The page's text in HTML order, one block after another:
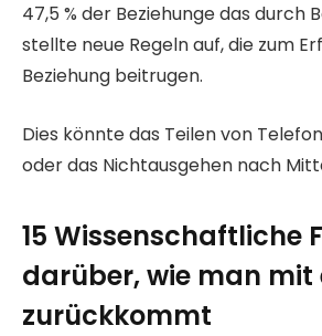
47,5 % der Beziehunge das durch
stellte neue Regeln auf, die zum
Beziehung beitrugen.
Dies könnte das Teilen von
oder das Nichtausgehen nach
15 Wissenschaftliche
darüber, wie man mit
zurückkommt